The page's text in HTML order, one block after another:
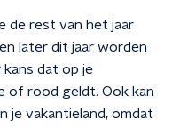
de rest van het jaar
later dit jaar worden
dat op je
of rood geldt. Ook kan
je vakantieland, omdat